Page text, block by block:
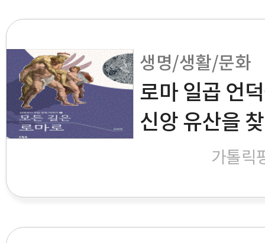
생명/생활/문화
로마 일곱 언
신앙 유산을
가톨릭